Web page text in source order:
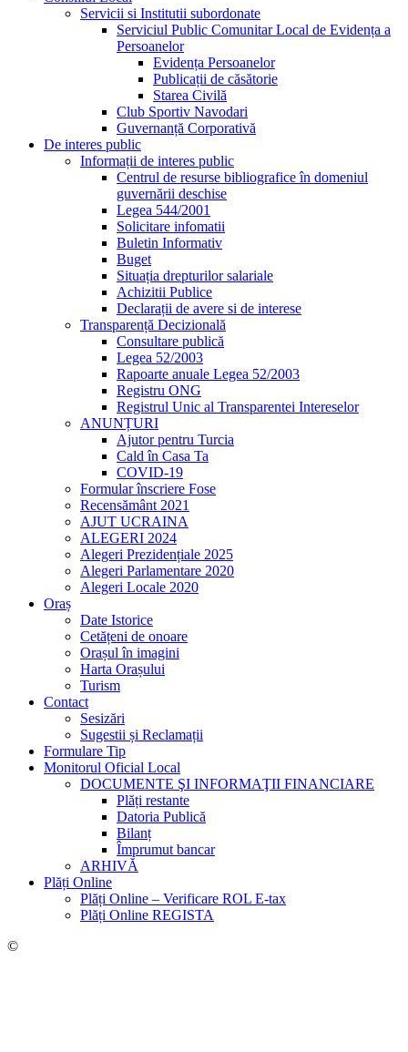
Servicii si Institutii subordonate
Serviciul Public Comunitar Local de Evidența a
Persoanelor
Evidența Persoanelor
Publicații de căsătorie
Starea Civilă
Club Sportiv Navodari
Guvernanță Corporativă
De interes public
Informații de interes public
Centrul de resurse bibliografice în domeniul
guvernării deschise
Legea 544/2001
Solicitare infomatii
Buletin Informativ
Buget
Situația drepturilor salariale
Achizitii Publice
Declarații de avere si de interese
Transparență Decizională
Consultare publică
Legea 52/2003
Rapoarte anuale Legea 52/2003
Registru ONG
Registrul Unic al Transparentei Intereselor
ANUNȚURI
Ajutor pentru Turcia
Cald în Casa Ta
COVID-19
Formular înscriere Fose
Recensământ 2021
AJUT UCRAINA
ALEGERI 2024
Alegeri Prezidențiale 2025
Alegeri Parlamentare 2020
Alegeri Locale 2020
Oraș
Date Istorice
Cetățeni de onoare
Orașul în imagini
Harta Orașului
Turism
Contact
Sesizări
Sugestii și Reclamații
Formulare Tip
Monitorul Oficial Local
DOCUMENTE ŞI INFORMAŢII FINANCIARE
Plăți restante
Datoria Publică
Bilanț
Împrumut bancar
ARHIVĂ
Plăți Online
Plăți Online – Verificare ROL E-tax
Plăți Online REGISTA
©